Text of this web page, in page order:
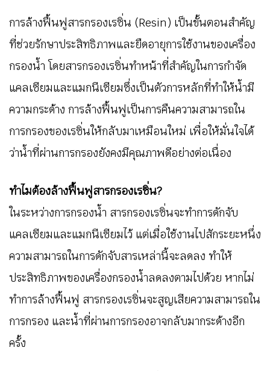
การล้างฟื้นฟูสารกรองเรซิ่น (Resin) เป็นขั้นตอนสำคัญ
ที่ช่วยรักษาประสิทธิภาพและยืดอายุการใช้งานของเครื่อง
กรองน้ำ โดยสารกรองเรซิ่นทำหน้าที่สำคัญในการกำจัด
แคลเซียมและแมกนีเซียมซึ่งเป็นตัวการหลักที่ทำให้น้ำมี
ความกระด้าง การล้างฟื้นฟูเป็นการคืนความสามารถใน
การกรองของเรซิ่นให้กลับมาเหมือนใหม่ เพื่อให้มั่นใจได้
ว่าน้ำที่ผ่านการกรองยังคงมีคุณภาพดีอย่างต่อเนื่อง
ทำไมต้องล้างฟื้นฟูสารกรองเรซิ่น?
ในระหว่างการกรองน้ำ สารกรองเรซิ่นจะทำการดักจับ
แคลเซียมและแมกนีเซียมไว้ แต่เมื่อใช้งานไปสักระยะหนึ่ง
ความสามารถในการดักจับสารเหล่านี้จะลดลง ทำให้
ประสิทธิภาพของเครื่องกรองน้ำลดลงตามไปด้วย หากไม่
ทำการล้างฟื้นฟู สารกรองเรซิ่นจะสูญเสียความสามารถใน
การกรอง และน้ำที่ผ่านการกรองอาจกลับมากระด้างอีก
ครั้ง